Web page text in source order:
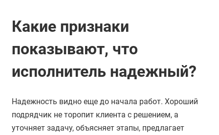
Какие признаки
показывают, что
исполнитель надежный?
Надежность видно еще до начала работ. Хороший
подрядчик не торопит клиента с решением, а
уточняет задачу, объясняет этапы, предлагает